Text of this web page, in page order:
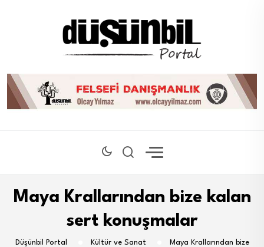
Maya Krallarından bize kalan
sert konuşmalar
Düşünbil Portal Kültür ve Sanat
Maya Krallarından bize